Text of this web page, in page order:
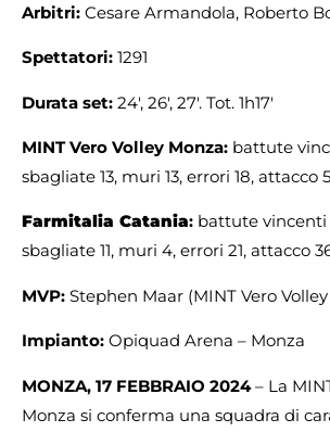
Arbitri: Cesare Armandola, Roberto
Spettatori: 1291
Durata set: 24′, 26′, 27′. Tot. 1h17′
MINT Vero Volley Monza: battute
sbagliate 13, muri 13, errori 18, attacco
Farmitalia Catania: battute
sbagliate 11, muri 4, errori 21, attacco
MVP: Stephen Maar (MINT Vero
Impianto: Opiquad Arena – Monza
MONZA, 17 FEBBRAIO 2024– La
Monza si conferma una squadra di